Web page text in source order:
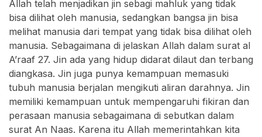
Allah telah menjadikan jin sebagi mahluk yang tidak
bisa dilihat oleh manusia, sedangkan bangsa jin bisa
melihat manusia dari tempat yang tidak bisa dilihat oleh
manusia. Sebagaimana di jelaskan Allah dalam surat al
A’raaf 27. Jin ada yang hidup didarat dilaut dan terbang
diangkasa. Jin juga punya kemampuan memasuki
tubuh manusia berjalan mengikuti aliran darahnya. Jin
memiliki kemampuan untuk mempengaruhi fikiran dan
perasaan manusia sebagaimana di sebutkan dalam
surat An Naas. Karena itu Allah memerintahkan kita